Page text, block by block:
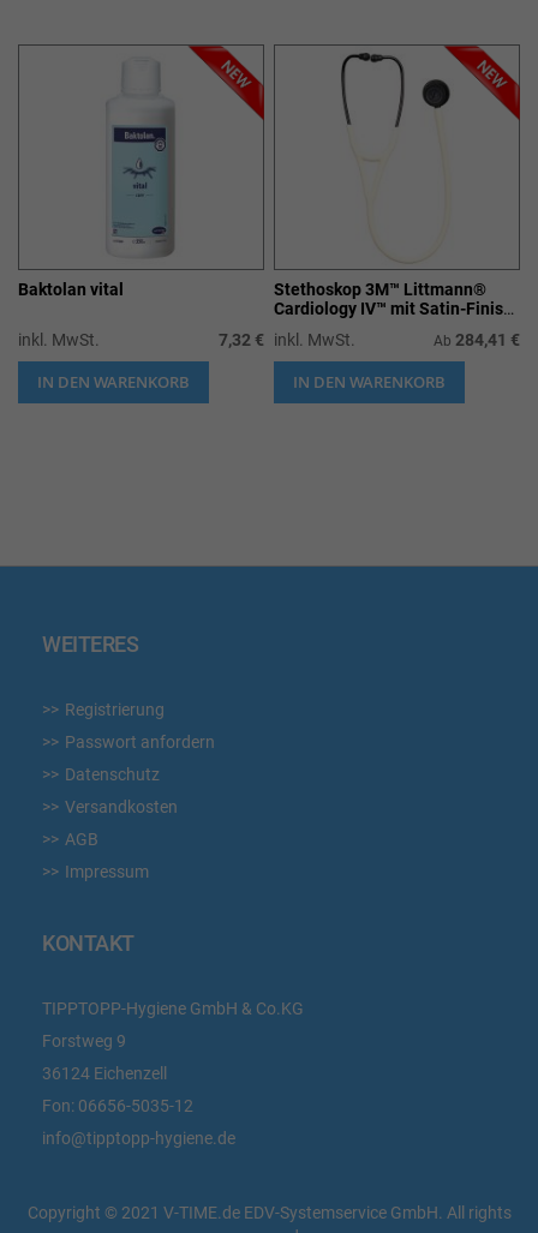
Baktolan vital
inkl. MwSt. 7,32 €
IN DEN WARENKORB
Stethoskop 3M™ Littmann®
Cardiology IV™ mit Satin-Finish-
inkl. MwSt. Ab 284,41 €
IN DEN WARENKORB
WEITERES
Registrierung
Passwort anfordern
Datenschutz
Versandkosten
AGB
Impressum
KONTAKT
TIPPTOPP-Hygiene GmbH & Co.KG
Forstweg 9
36124 Eichenzell
Fon: 06656-5035-12
info@tipptopp-hygiene.de
Copyright © 2021 V-TIME.de EDV-Systemservice GmbH. All rights